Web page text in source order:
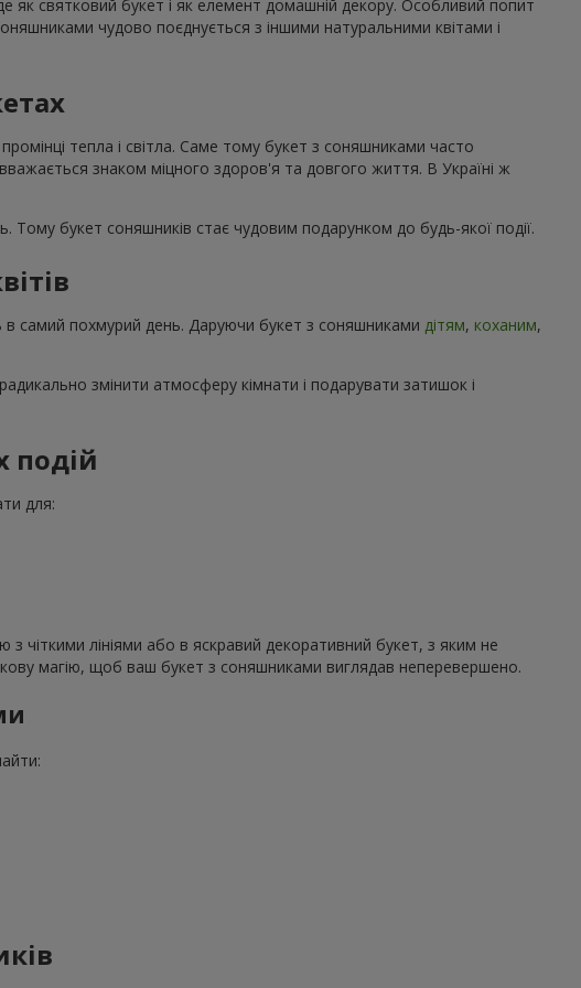
як святковий букет і як елемент домашній декору. Особливий попит
чудово поєднується з іншими натуральними квітами і
тепла і світла. Саме тому букет з соняшниками часто
знаком міцного здоров'я та довгого життя. В Україні ж
Тому букет соняшників стає чудовим подарунком до будь-якої події.
в самий похмурий день. Даруючи букет з соняшниками дітям, коханим,
змінити атмосферу кімнати і подарувати затишок і
подій
для:
чіткими лініями або в яскравий декоративний букет, з яким не
магію, щоб ваш букет з соняшниками виглядав неперевершено.